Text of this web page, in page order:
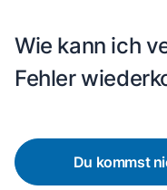
Wie kann ich
Fehler
Du kommst